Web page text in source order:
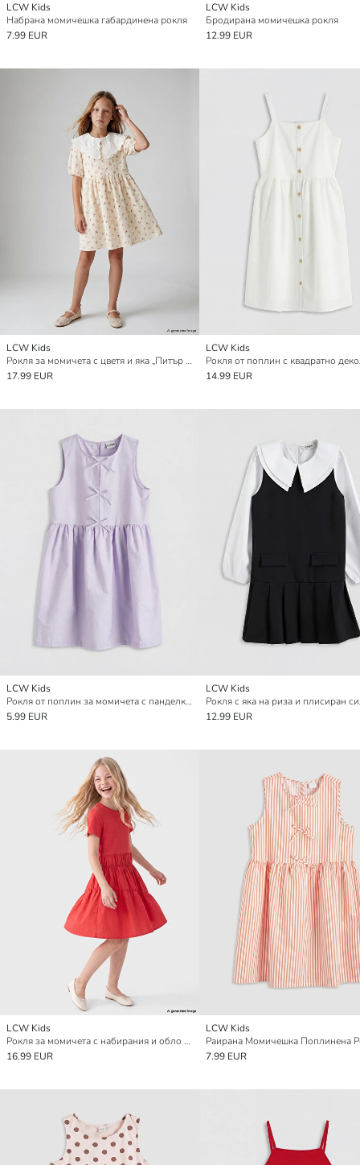
LCW Kids
Набрана момичешка габардинена рокля
7.99 EUR
LCW Kids
Бродирана момичешка рокля
12.99 EUR
LCW Kids
Рокля за момичета с цветя и яка „Питър Пан“
17.99 EUR
LCW Kids
14.99 EUR
LCW Kids
Рокля от поплин за момичета с панделка и кръгло деколте
5.99 EUR
LCW Kids
12.99 EUR
LCW Kids
Рокля за момичета с набирания и обло деколте
16.99 EUR
LCW Kids
Раирана Момичешка Поплинена
7.99 EUR